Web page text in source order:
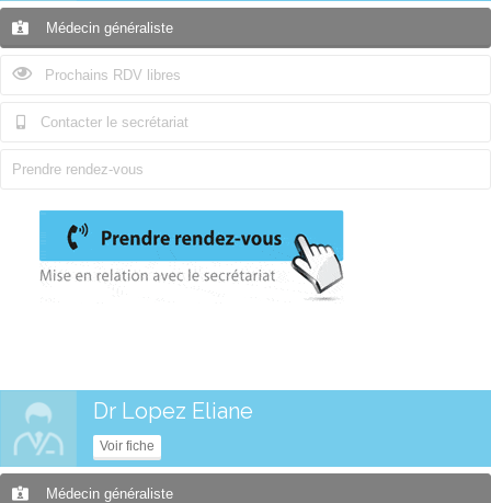
Médecin généraliste
Prochains RDV libres
Contacter le secrétariat
Prendre rendez-vous
Dr Lopez Eliane
Voir fiche
Médecin généraliste